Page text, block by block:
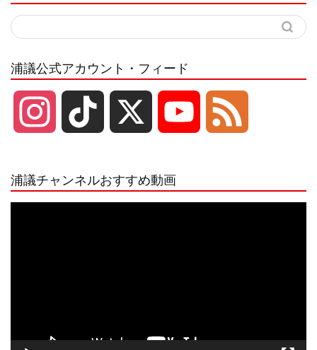
浦議公式アカウント・フィード
浦議チャンネルおすすめ動画